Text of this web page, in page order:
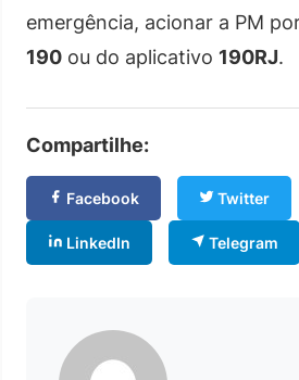
emergência, acionar a PM
190 ou do aplicativo 190RJ.
Compartilhe:
Facebook Twitter
LinkedIn Telegram